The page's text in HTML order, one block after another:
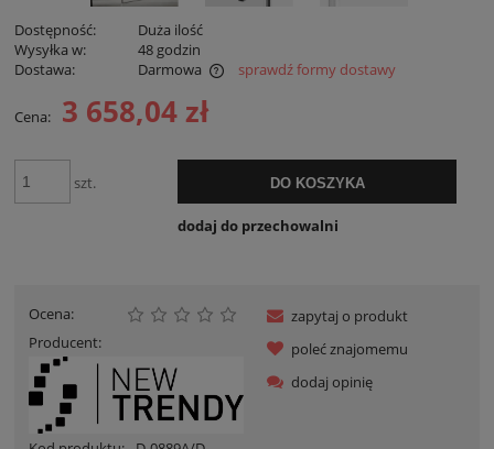
Dostępność:
Duża ilość
Wysyłka w:
48 godzin
Dostawa:
Darmowa
sprawdź formy dostawy
Cena: 3 658,04 zł
szt. DO KOSZYKA
dodaj do przechowalni
Ocena:
Producent:
zapytaj o produkt
poleć znajomemu
dodaj opinię